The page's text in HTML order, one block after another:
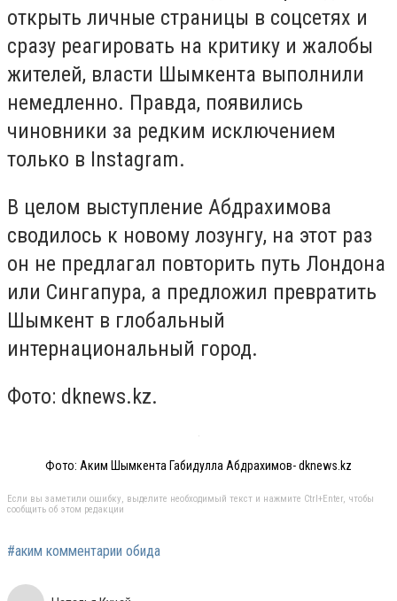
открыть личные страницы в соцсетях и
сразу реагировать на критику и жалобы
жителей, власти Шымкента выполнили
немедленно. Правда, появились
чиновники за редким исключением
только в Instagram.
В целом выступление Абдрахимова
сводилось к новому лозунгу, на этот раз
он не предлагал повторить путь Лондона
или Сингапура, а предложил превратить
Шымкент в глобальный
интернациональный город.
Фото: dknews.kz.
Фото: Аким Шымкента Габидулла Абдрахимов- dknews.kz
Если вы заметили ошибку, выделите необходимый текст и нажмите Ctrl+Enter, чтобы
сообщить об этом редакции
#аким комментарии обида